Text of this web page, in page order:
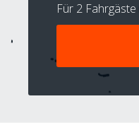
Für 2 Fahrgäste